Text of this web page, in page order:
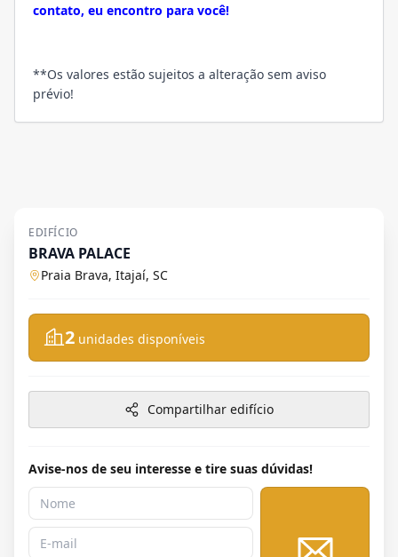
contato, eu encontro para você!
**Os valores estão sujeitos a alteração sem aviso
prévio!
EDIFÍCIO
BRAVA PALACE
Praia Brava, Itajaí, SC
2 unidades disponíveis
Compartilhar edifício
Avise-nos de seu interesse e tire suas dúvidas!